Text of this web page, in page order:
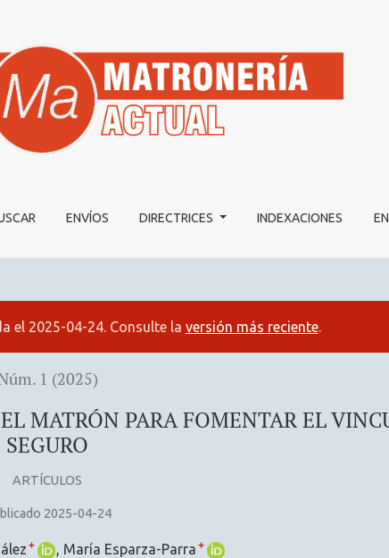
EL VINCULO DE APEGO SEGURO
ENVÍOS DIRECTRICES INDEXACIONES
el 2025-04-24. Consulte la versión más reciente.
1 (2025)
MATRÓN PARA FOMENTAR EL
SEGURO
ARTÍCULOS
2025-04-24
+ María Esparza-Parra +